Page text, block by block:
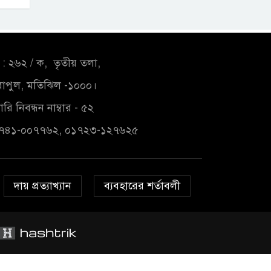
২৬২ / ক, তৃতীয় তলা,
মতিঝিল -১০০০।
নিবন্ধন নাম্বার - ৫২
০০৭৭৬২, ০১৭২৩-১২৭৬২৫
দায় প্রত্যাখ্যান ব্যবহারের শর্তাবলী